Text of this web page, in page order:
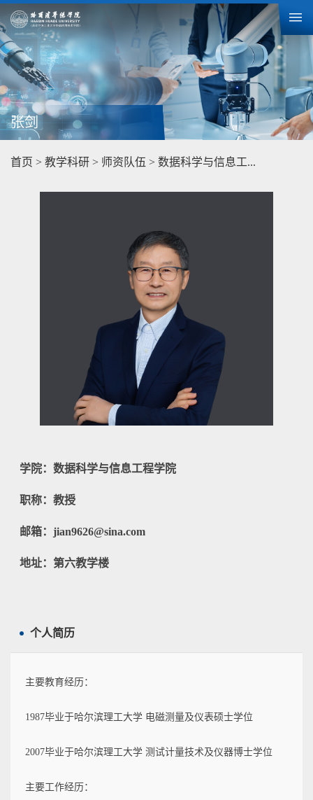
张剑
首页 > 教学科研 > 师资队伍 > 数据科学与信息工...
学院：数据科学与信息工程学院
职称：教授
邮箱： jian9626@sina.com
地址：第六教学楼
个人简历
主要教育经历：
1987毕业于哈尔滨理工大学 电磁测量及仪表硕士学位
2007毕业于哈尔滨理工大学 测试计量技术及仪器博士学位
主要工作经历：